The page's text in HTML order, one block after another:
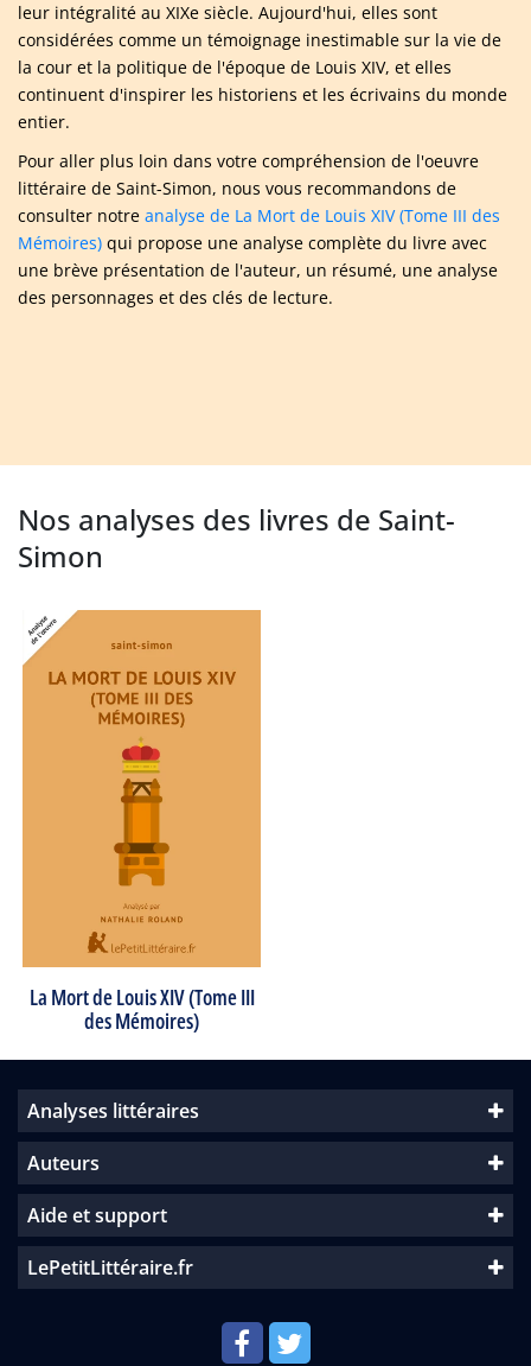
leur intégralité au XIXe siècle. Aujourd'hui, elles sont
considérées comme un témoignage inestimable sur la vie de
la cour et la politique de l'époque de Louis XIV, et elles
continuent d'inspirer les historiens et les écrivains du monde
entier.
Pour aller plus loin dans votre compréhension de l'oeuvre
littéraire de Saint-Simon, nous vous recommandons de
consulter notre analyse de La Mort de Louis XIV (Tome III des
Mémoires) qui propose une analyse complète du livre avec
une brève présentation de l'auteur, un résumé, une analyse
des personnages et des clés de lecture.
Nos analyses des livres de Saint-
Simon
La Mort de Louis XIV (Tome III
des Mémoires)
Analyses littéraires
Auteurs
Aide et support
LePetitLittéraire.fr